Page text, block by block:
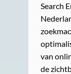
Search
van
de